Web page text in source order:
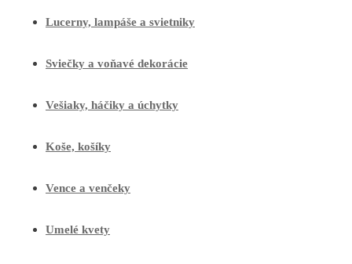
Lucerny, lampáše a svietniky
Sviečky a voňavé dekorácie
Vešiaky, háčiky a úchytky
Koše, košíky
Vence a venčeky
Umelé kvety